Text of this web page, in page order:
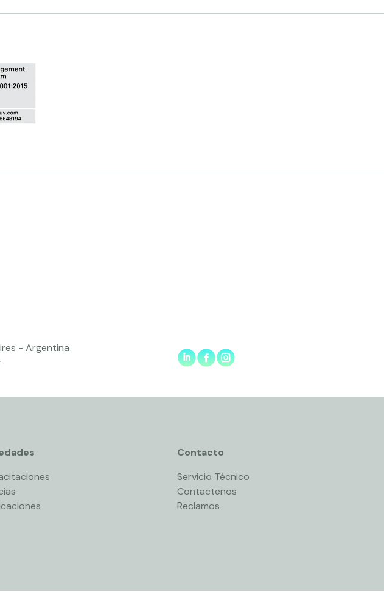
- Argentina
Contacto
Servicio Técnico
Contactenos
Reclamos